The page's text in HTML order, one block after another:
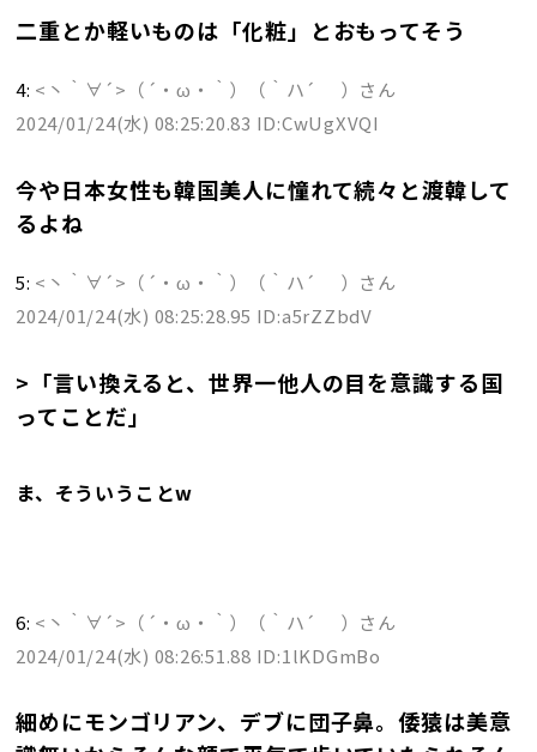
二重とか軽いものは「化粧」とおもってそう
4: <丶｀∀´>（´・ω・｀）（｀ハ´ ）さん
2024/01/24(水) 08:25:20.83 ID:CwUgXVQI
今や日本女性も韓国美人に憧れて続々と渡韓して
るよね
5: <丶｀∀´>（´・ω・｀）（｀ハ´ ）さん
2024/01/24(水) 08:25:28.95 ID:a5rZZbdV
>「言い換えると、世界一他人の目を意識する国
ってことだ」
ま、そういうことw
6: <丶｀∀´>（´・ω・｀）（｀ハ´ ）さん
2024/01/24(水) 08:26:51.88 ID:1lKDGmBo
細めにモンゴリアン、デブに団子鼻。倭猿は美意